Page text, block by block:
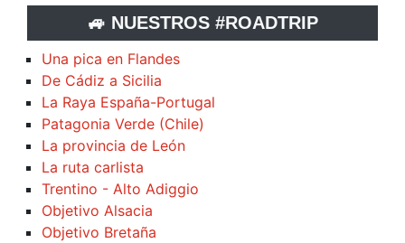
🚙 NUESTROS #ROADTRIP
Una pica en Flandes
De Cádiz a Sicilia
La Raya España-Portugal
Patagonia Verde (Chile)
La provincia de León
La ruta carlista
Trentino - Alto Adiggio
Objetivo Alsacia
Objetivo Bretaña